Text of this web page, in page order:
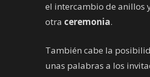
el intercambio de anillos
otra ceremonia.
También cabe la
unas palabras a los